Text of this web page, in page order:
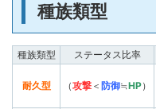
種族類型
種族類型 ステータス比率
耐久型 （攻撃 ＜ 防御≒HP）